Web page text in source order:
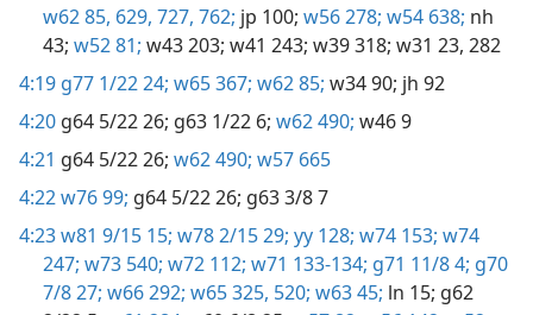
w62 85, 629, 727, 762; jp 100; w56 278; w54 638; nh
43; w52 81; w43 203; w41 243; w39 318; w31 23, 282
4:19 g77 1/22 24; w65 367; w62 85; w34 90; jh 92
4:20 g64 5/22 26; g63 1/22 6; w62 490; w46 9
4:21 g64 5/22 26; w62 490; w57 665
4:22w76 99; g64 5/22 26; g63 3/8 7
4:23w81 9/15 15; w78 2/15 29; yy 128; w74 153; w74
247; w73 540; w72 112; w71 133-134; g71 11/8 4; g70
7/8 27; w66 292; w65 325, 520; w63 45; ln 15; g62